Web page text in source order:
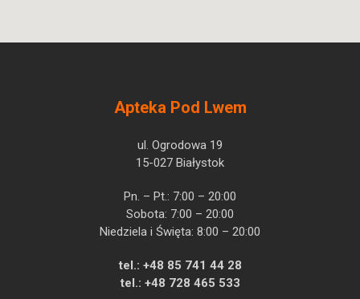
Apteka Pod Lwem
ul. Ogrodowa 19
15-027 Białystok
Pn. – Pt.: 7:00 – 20:00
Sobota: 7:00 – 20:00
Niedziela i Święta: 8:00 – 20:00
tel.: +48 85 741 44 28
tel.: +48 728 465 533